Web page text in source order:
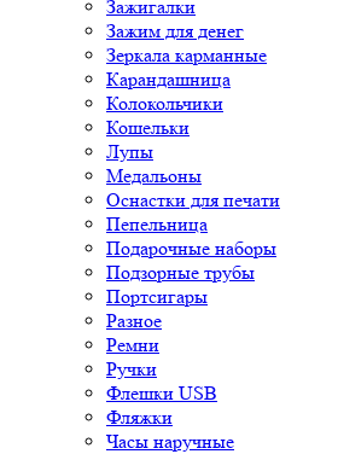
Зажигалки
Зажим для денег
Зеркала карманные
Карандашница
Колокольчики
Кошельки
Лупы
Медальоны
Оснастки для печати
Пепельница
Подарочные наборы
Подзорные трубы
Портсигары
Разное
Ремни
Ручки
Флешки USB
Фляжки
Часы наручные